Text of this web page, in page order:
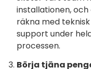
installationen, och
räkna med teknisk
support under
processen.
Börja tjäna